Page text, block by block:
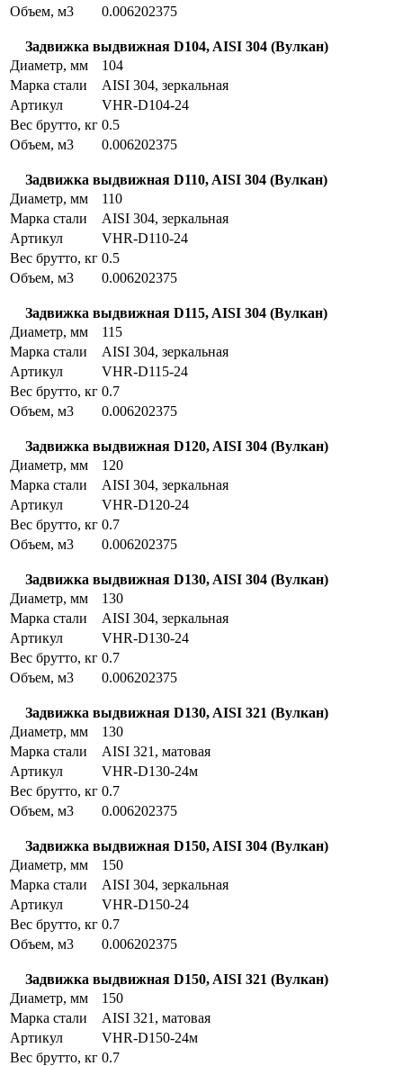
Объем, м3 0.006202375
Задвижка выдвижная D104, AISI 304 (Вулкан)
Диаметр, мм
104
Марка стали
AISI 304, зеркальная
Артикул
VHR-D104-24
Вес брутто, кг 0.5
Объем, м3
0.006202375
Задвижка выдвижная D110, AISI 304 (Вулкан)
Диаметр, мм
110
Марка стали
AISI 304, зеркальная
Артикул
VHR-D110-24
Вес брутто, кг 0.5
Объем, м3
0.006202375
Задвижка выдвижная D115, AISI 304 (Вулкан)
Диаметр, мм
115
Марка стали
AISI 304, зеркальная
Артикул
VHR-D115-24
Вес брутто, кг 0.7
Объем, м3
0.006202375
Задвижка выдвижная D120, AISI 304 (Вулкан)
Диаметр, мм
120
Марка стали
AISI 304, зеркальная
Артикул
VHR-D120-24
Вес брутто, кг 0.7
Объем, м3
0.006202375
Задвижка выдвижная D130, AISI 304 (Вулкан)
Диаметр, мм
130
Марка стали
AISI 304, зеркальная
Артикул
VHR-D130-24
Вес брутто, кг 0.7
Объем, м3
0.006202375
Задвижка выдвижная D130, AISI 321 (Вулкан)
Диаметр, мм
130
Марка стали
AISI 321, матовая
Артикул
VHR-D130-24м
Вес брутто, кг 0.7
Объем, м3
0.006202375
Задвижка выдвижная D150, AISI 304 (Вулкан)
Диаметр, мм
150
Марка стали
AISI 304, зеркальная
Артикул
VHR-D150-24
Вес брутто, кг 0.7
Объем, м3
0.006202375
Задвижка выдвижная D150, AISI 321 (Вулкан)
Диаметр, мм
150
Марка стали
AISI 321, матовая
Артикул
VHR-D150-24м
Вес брутто, кг 0.7